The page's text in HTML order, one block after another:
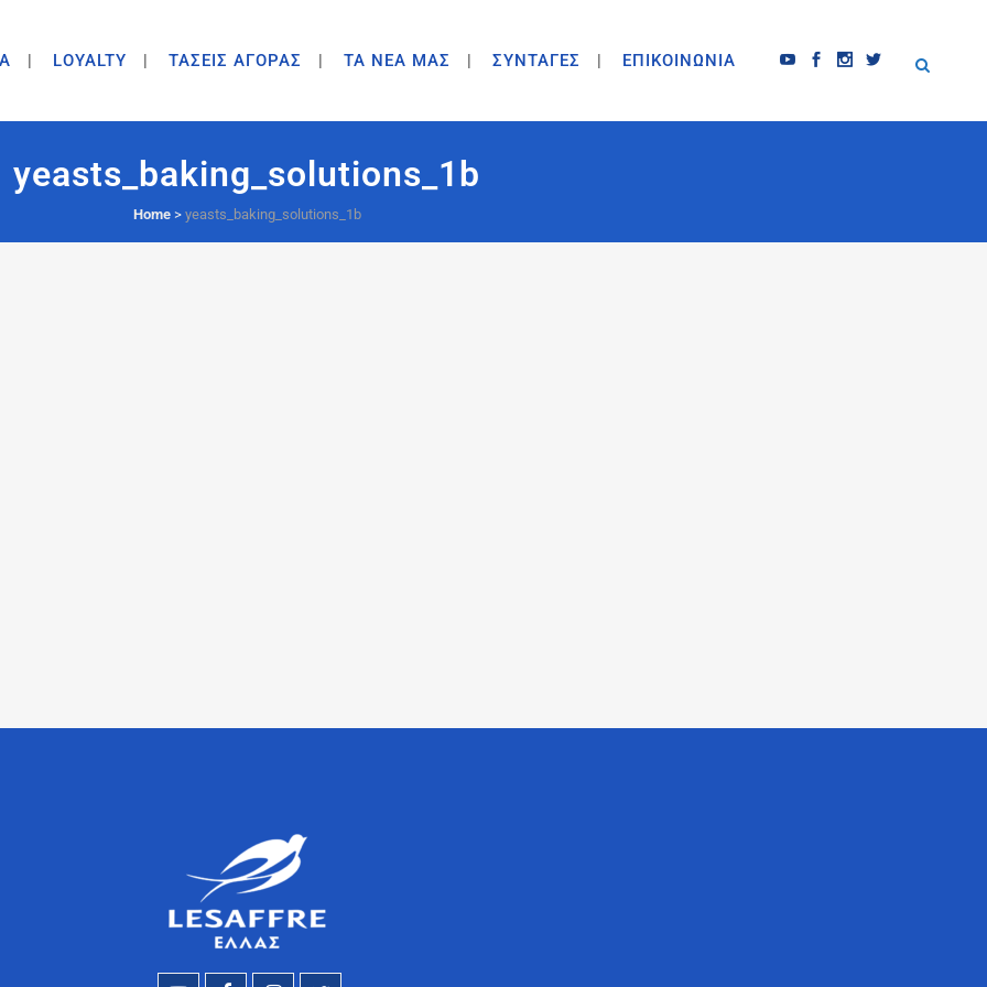
LOYALTY ΤΑΣΕΙΣ ΑΓΟΡΑΣ ΤΑ ΝΕΑ ΜΑΣ ΣΥΝΤΑΓΕΣ ΕΠΙΚΟΙΝΩΝΙΑ
yeasts_baking_solutions_1b
Home> yeasts_baking_solutions_1b